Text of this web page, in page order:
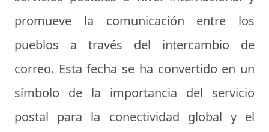
promueve la comunicación entre los
pueblos a través del intercambio de
correo. Esta fecha se ha convertido en un
símbolo de la importancia del servicio
postal para la conectividad global y el